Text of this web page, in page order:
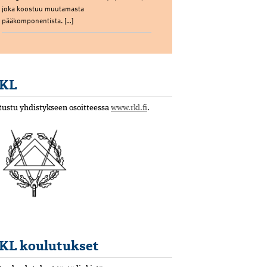
joka koostuu muutamasta
pääkomponentista. […]
yhdistykseen osoitteessa www.rkl.fi.
koulutukset